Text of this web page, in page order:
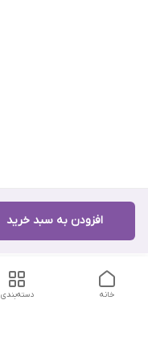
افزودن به سبد خرید
دسته‌بندی خانه